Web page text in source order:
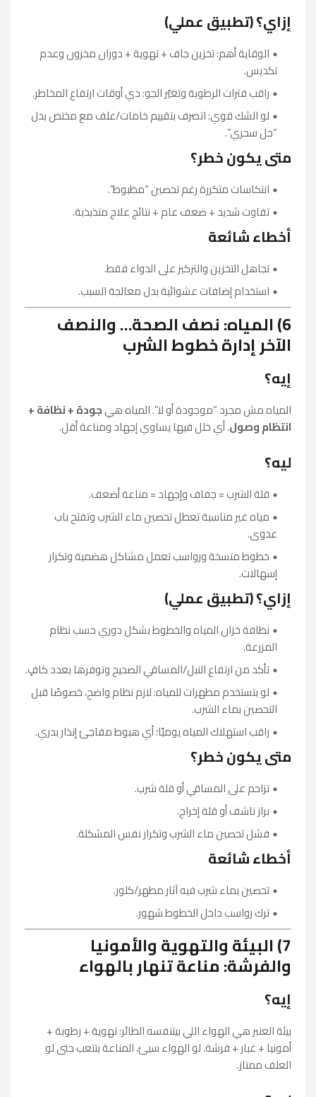
إزاي؟ (تطبيق عملي)
الوقاية أهم: تخزين جاف + تهوية + دوران مخزون وعدم
تكديس.
راقب فترات الرطوبة وتغيّر الجو: دي أوقات ارتفاع المخاطر.
لو الشك قوي: اتصرف بتقييم خامات/علف مع مختص بدل
“حل سحري”.
متى يكون خطر؟
انتكاسات متكررة رغم تحصين “مظبوط”.
تفاوت شديد + ضعف عام + نتائج علاج متذبذبة.
أخطاء شائعة
تجاهل التخزين والتركيز على الدواء فقط.
استخدام إضافات عشوائية بدل معالجة السبب.
6) المياه: نصف الصحة… والنصف
الآخر إدارة خطوط الشرب
إيه؟
المياه مش مجرد “موجودة أو لا”. المياه هيجودة + نظافة +
انتظام وصول. أي خلل فيها يساوي إجهاد ومناعة أقل.
ليه؟
قلة الشرب = جفاف وإجهاد = مناعة أضعف.
مياه غير مناسبة تعطل تحصين ماء الشرب وتفتح باب
عدوى.
خطوط متسخة ورواسب تعمل مشاكل هضمية وتكرار
إسهالات.
إزاي؟ (تطبيق عملي)
نظافة خزان المياه والخطوط بشكل دوري حسب نظام
المزرعة.
تأكد من ارتفاع النبل/المساقي الصحيح وتوفرها بعدد كافٍ.
لو بتستخدم مطهرات للمياه: لازم نظام واضح، خصوصًا قبل
التحصين بماء الشرب.
راقب استهلاك المياه يوميًا؛ أي هبوط مفاجئ إنذار بدري.
متى يكون خطر؟
تزاحم على المساقي أو قلة شرب.
براز ناشف أو قلة إخراج.
فشل تحصين ماء الشرب وتكرار نفس المشكلة.
أخطاء شائعة
تحصين بماء شرب فيه آثار مطهر/كلور.
ترك رواسب داخل الخطوط شهور.
7) البيئة والتهوية والأمونيا
والفرشة: مناعة تنهار بالهواء
إيه؟
بيئة العنبر هي الهواء اللي بيتنفسه الطائر: تهوية + رطوبة +
أمونيا + غبار + فرشة. لو الهواء سيئ، المناعة بتتعب حتى لو
العلف ممتاز.